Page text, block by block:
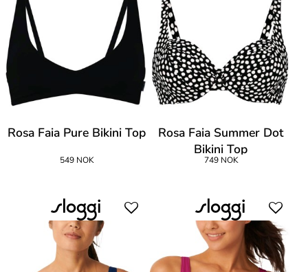
Rosa Faia Pure Bikini Top
549 NOK
Rosa Faia Summer Dot
Bikini Top
749 NOK